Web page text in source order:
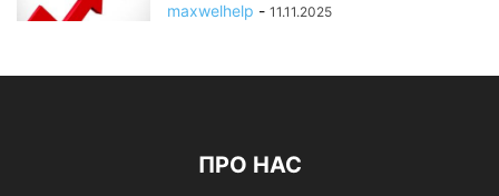
maxwelhelp - 11.11.2025
ПРО НАС